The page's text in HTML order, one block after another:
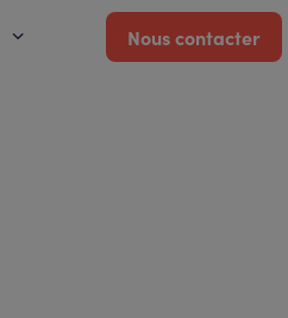
Nous contacter